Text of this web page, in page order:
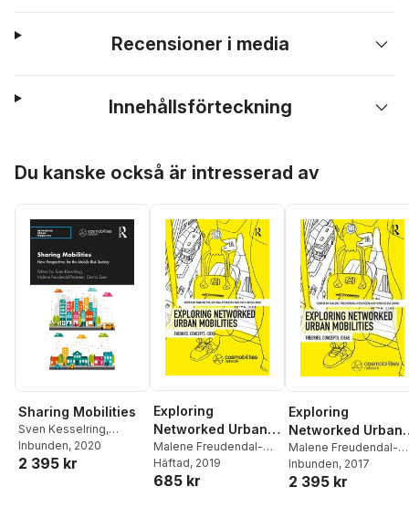
Recensioner i media
Innehållsförteckning
Du kanske också är intresserad av
Sharing Mobilities
Sven Kesselring,
Malene Freudendal-
Pedersen,
Inbunden, 2020
2 395 kr
Exploring
Networked Urban
Mobilities
Malene Freudendal-
Pedersen,Sven
Kesselring
Häftad, 2019
685 kr
Exploring
Networked Urban
Mobilities
Malene Freudendal-
Pedersen ,Sven
Kesselring
Inbunden, 2017
2 395 kr